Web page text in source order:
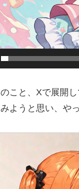
こと、Xで展開
ようと思い、や